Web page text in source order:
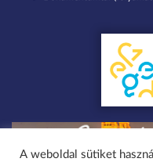
A weboldal sütiket